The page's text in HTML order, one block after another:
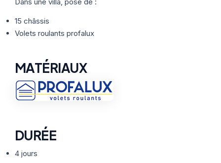
Nos Formules ACTUALITÉS
ETRE RAPPELÉ
15 châssis
Volets roulants profalux
MATÉRIAUX
DURÉE
4 jours